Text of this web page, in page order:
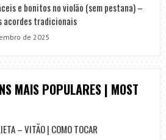
e bonitos no violão (sem pestana) –
acordes tradicionais
de 2025
MAIS POPULARES | MOST
– VITÃO | COMO TOCAR